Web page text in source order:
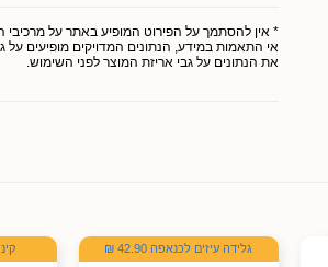
* אין להסתמך על הפירוט המופיע באתר על מרכיבי
אי התאמות במידע, הנתונים המדויקים מופיעים על
את הנתונים על גבי אריזת המוצר לפני השימוש.
גלידה עיזים לכנאפה 42.90 ₪